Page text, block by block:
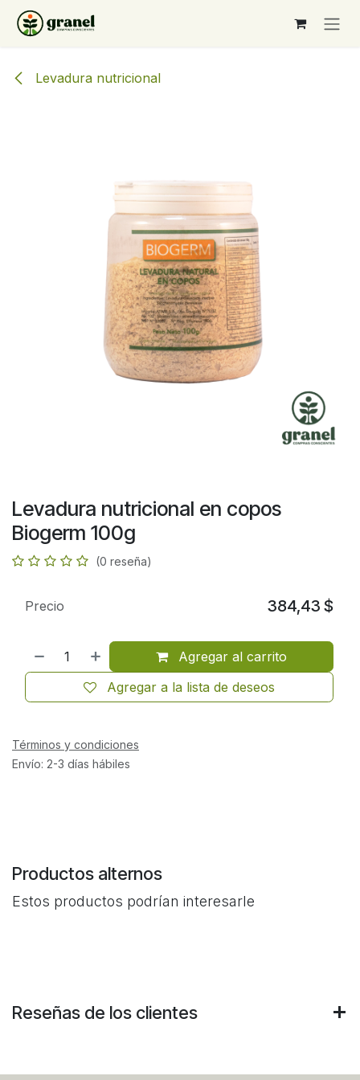
Ir al contenido
Levadura nutricional
Levadura nutricional en copos
Biogerm 100g
(0 reseña)
Agregar al carrito
Agregar a la lista de deseos
Precio 384,43 $
Términos y condiciones
Envío: 2-3 días hábiles
Productos alternos
Estos productos podrían interesarle
Reseñas de los clientes